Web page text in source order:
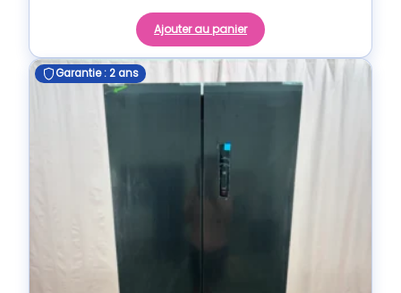
Ajouter au panier
Garantie : 2 ans